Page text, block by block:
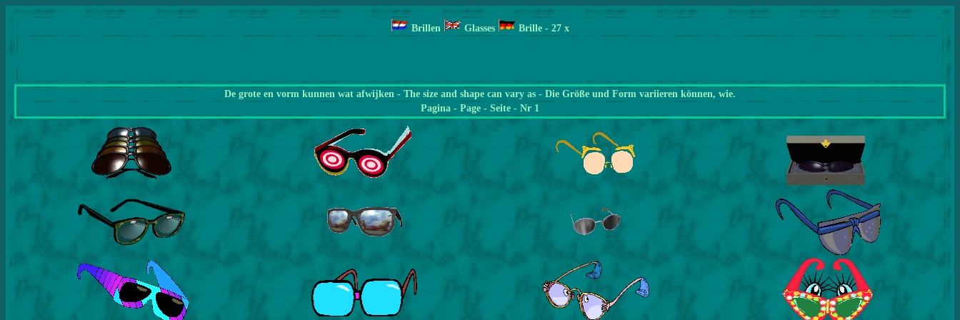
Brillen Glasses Brille - 27 x
De grote en vorm kunnen wat afwijken - The size and shape can vary as - Die Größe und Form variieren können, wie.
Pagina - Page - Seite - Nr 1